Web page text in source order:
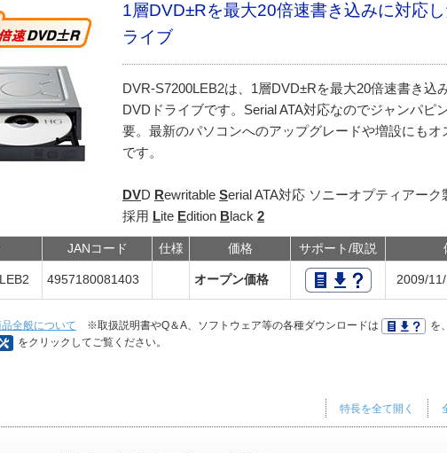
1層DVD±Rを最大20倍速書き込みに対応
ライブ
DVR-S7200LEB2は、1層DVD±Rを最大20倍速書き込
DVDドライブです。Serial ATA対応なのでジャンパピ
要。最新のパソコンへのアップグレードや増設にもオ
です。
DVD Rewritable Serial ATA対応 ソニーオプティアーク
採用 Lite Edition Black 2
JANコード 仕様 価格 サポート/取説
4957180081403 オープン価格 2009/
全般について ※取扱説明書やQ＆A、ソフトウェア等の各種ダウンロードは
を
をクリックしてご覧ください。
特長を全て開く